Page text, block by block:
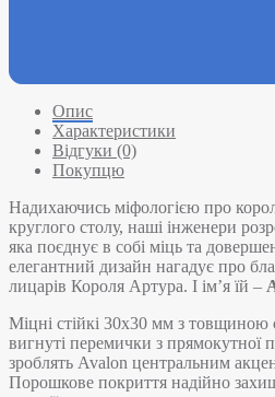
Опис
Характеристики
Відгуки (0)
Покупцю
Надихаючись міфологією про
круглого столу, наші інженери
яка поєднує в собі міць та
елегантний дизайн нагадує про
лицарів Короля Артура. І ім’я їй –
Міцні стійкі 30х30 мм з товщиною
вигнуті перемички з прямокутної
зроблять Avalon центральним
Порошкове покриття надійно